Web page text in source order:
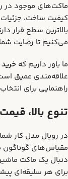
ماکت‌های موجود در
کیفیت ساخت،
بالاترین سطح قرار
می‌کنیم تا رضایت
ما باور داریم که
علاقه‌مندی عمیق
راهنمایی برای
تنوع بالا،
در رویال مدل کار
دنبال یک ماکت
برای هر سلیقه‌ای